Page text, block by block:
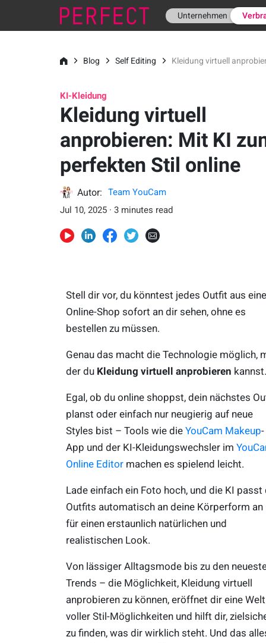
Unternehmen
Blog Self Editing Kleidung virtuell
KI-Kleidung
Kleidung virtuell
anprobieren: Mit KI
perfekten Stil online
Autor:
Team YouCam
Jul 10, 2025 · 3 minutes read
Stell dir vor, du könntest jedes Outfit aus
Online-Shop sofort an dir sehen, ohne es
bestellen zu müssen.
Genau das macht die Technologie möglich,
der du Kleidung virtuell anprobieren kannst.
Egal, ob du online shoppst, dein nächstes
planst oder einfach nur neugierig auf neue
Styles bist – Tools wie die YouCam Makeup-
App und der KI-Kleidungswechsler im
Online Editormachen es spielend leicht.
Lade einfach ein Foto hoch, und die KI passt
Outfits automatisch an deine Körperform an
für einen erstaunlich natürlichen und
realistischen Look.
Von lässiger Alltagsmode bis zu den
Trends – die Möglichkeit, Kleidung virtuell
anprobieren zu können, eröffnet dir eine Welt
voller Stil-Möglichkeiten und hilft dir,
zu finden, was dir wirklich steht. Und das